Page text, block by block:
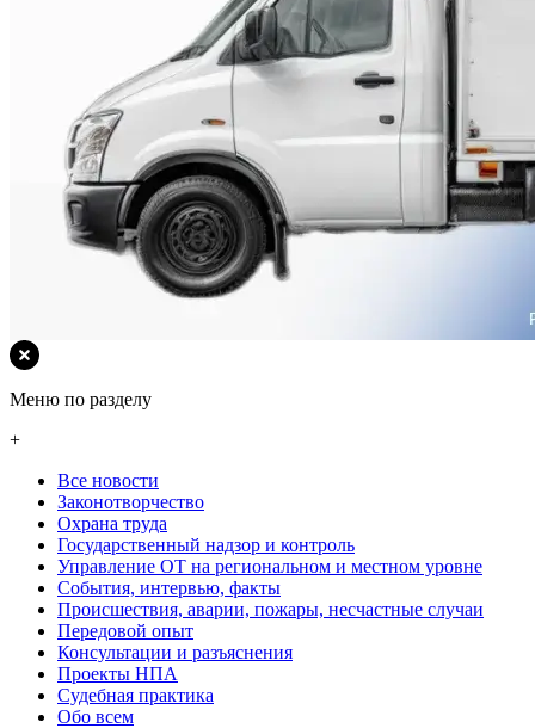
Меню по разделу
+
Все новости
Законотворчество
Охрана труда
Государственный надзор и контроль
Управление ОТ на региональном и местном уровне
События, интервью, факты
Происшествия, аварии, пожары, несчастные случаи
Передовой опыт
Консультации и разъяснения
Проекты НПА
Судебная практика
Обо всем